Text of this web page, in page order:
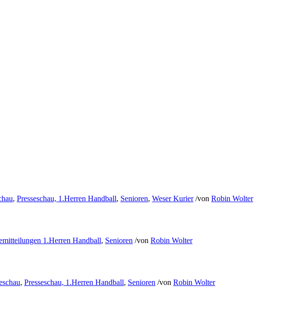
, Presseschau, 1.Herren Handball, Senioren, Weser Kurier /von Robin Wolter
1.Herren Handball, Senioren /von Robin Wolter
, Presseschau, 1.Herren Handball, Senioren /von Robin Wolter